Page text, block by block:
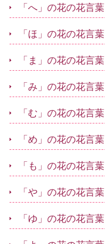
「へ」の花の花言葉
「ほ」の花の花言葉
「ま」の花の花言葉
「み」の花の花言葉
「む」の花の花言葉
「め」の花の花言葉
「も」の花の花言葉
「や」の花の花言葉
「ゆ」の花の花言葉